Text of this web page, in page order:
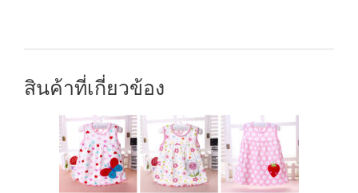
สินค้าที่เกี่ยวข้อง